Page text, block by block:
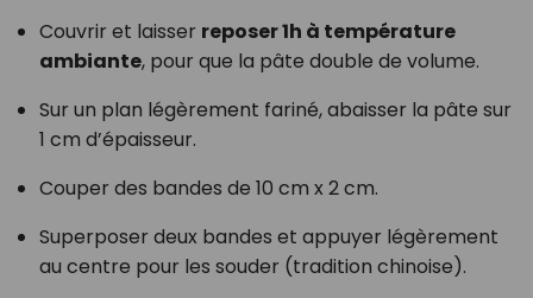
Couvrir et laisser reposer 1h à température
ambiante, pour que la pâte double de volume.
Sur un plan légèrement fariné, abaisser la pâte sur
1 cm d’épaisseur.
Couper des bandes de 10 cm x 2 cm.
Superposer deux bandes et appuyer légèrement
au centre pour les souder (tradition chinoise).